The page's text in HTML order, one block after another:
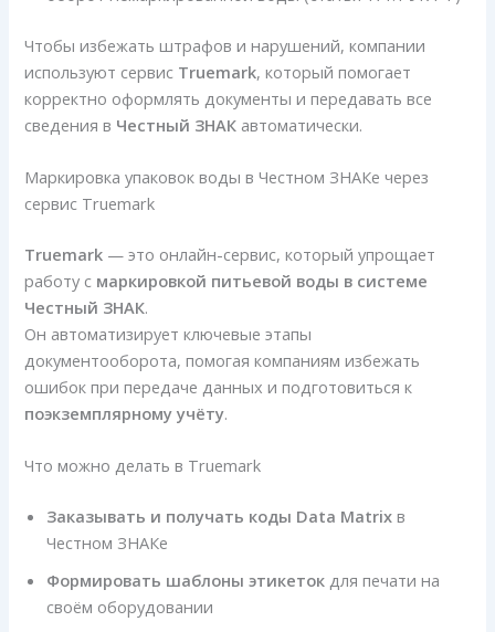
Чтобы избежать штрафов и нарушений, компании
используют сервис Truemark, который помогает
корректно оформлять документы и передавать все
сведения в Честный ЗНАК автоматически.
Маркировка упаковок воды в Честном ЗНАКе через
сервис Truemark
Truemark — это онлайн-сервис, который упрощает
работу с маркировкой питьевой воды в системе
Честный ЗНАК.
Он автоматизирует ключевые этапы
документооборота, помогая компаниям избежать
ошибок при передаче данных и подготовиться к
поэкземплярному учёту.
Что можно делать в Truemark
Заказывать и получать коды Data Matrix в
Честном ЗНАКе
Формировать шаблоны этикеток для печати на
своём оборудовании